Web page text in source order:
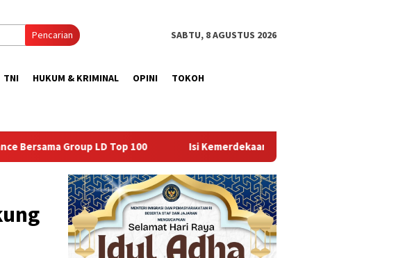
Pencarian SABTU, 8 AGUSTUS 2026
TNI HUKUM & KRIMINAL OPINI TOKOH
Top 100 Isi Kemerdekaan dengan Kepedulian, Lapas Sekayu Berbagi di